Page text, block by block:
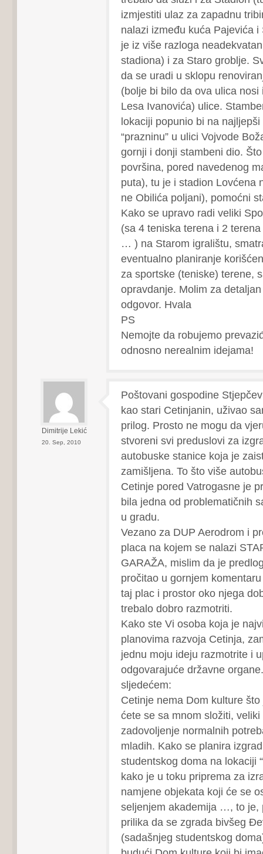
izmjestiti ulaz za zapadnu
nalazi između kuća Pajevića i
je iz više razloga
stadiona) i za Staro groblje.
da se uradi u sklopu
(bolje bi bilo da ova ulica nosi
Lesa Ivanovića) ulice.
lokaciji popunio bi na
“prazninu” u ulici Vojvode
gornji i donji stambeni dio.
površina, pored navedenog
puta), tu je i stadion Lovćena
ne Obilića poljani), pomoćni
Kako se upravo radi veliki
(sa 4 teniska terena i 2
… ) na Starom igralištu,
eventualno planiranje
za sportske (teniske) terene,
opravdanje. Molim za
odgovor. Hvala
PS
Nemojte da robujemo
odnosno nerealnim idejama!
Dimitrije Lekić
20. Sep, 2010
Poštovani gospodine
kao stari Cetinjanin, uživao
prilog. Prosto ne mogu da
stvoreni svi preduslovi za
autobuske stanice koja je
zamišljena. To što više
Cetinje pored Vatrogasne je
bila jedna od problematičnih
u gradu.
Vezano za DUP Aerodrom i
placa na kojem se nalazi
GARAŽA, mislim da je
pročitao u gornjem
taj plac i prostor oko njega
trebalo dobro razmotriti.
Kako ste Vi osoba koja je
planovima razvoja Cetinja,
jednu moju ideju razmotrite i
odgovarajuće državne
sljedećem:
Cetinje nema Dom kulture
ćete se sa mnom složiti,
zadovoljenje normalnih
mladih. Kako se planira
studentskog doma na lokaciji
kako je u toku priprema za
namjene objekata koji će se
seljenjem akademija …, to je,
prilika da se zgrada bivšeg
(sadašnjeg studentskog